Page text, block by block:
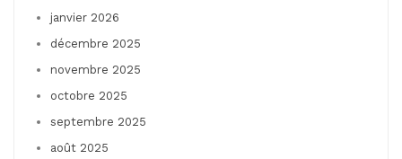
janvier 2026
décembre 2025
novembre 2025
octobre 2025
septembre 2025
août 2025